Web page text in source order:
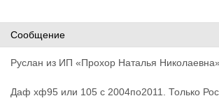
Сообщение
Руслан из ИП «Прохор Наталья Николаевна»
Даф хф95 или 105 с 2004по2011. Только